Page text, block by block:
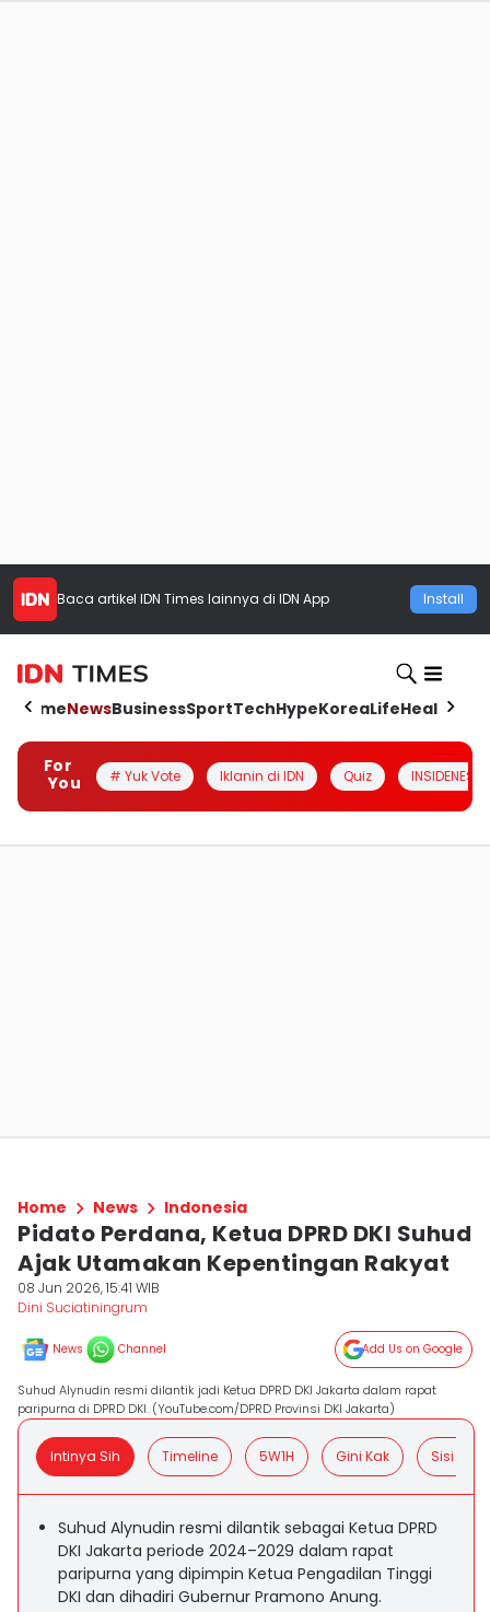
Baca artikel IDN Times lainnya di IDN App Install
HomeNewsBusinessSportTechHypeKoreaLifeHealth
For
You
# Yuk Vote Iklanin di IDN Quiz INSIDENESIA
Home News Indonesia
Pidato Perdana, Ketua DPRD DKI Suhud
Ajak Utamakan Kepentingan Rakyat
08 Jun 2026, 15:41 WIB
Dini Suciatiningrum
News Channel Add Us on Google
Suhud Alynudin resmi dilantik jadi Ketua DPRD DKI Jakarta dalam rapat
paripurna di DPRD DKI. (YouTube.com/DPRD Provinsi DKI Jakarta)
Intinya Sih Timeline 5W1H Gini Kak Sisi
Suhud Alynudin resmi dilantik sebagai Ketua DPRD
DKI Jakarta periode 2024–2029 dalam rapat
paripurna yang dipimpin Ketua Pengadilan Tinggi
DKI dan dihadiri Gubernur Pramono Anung.